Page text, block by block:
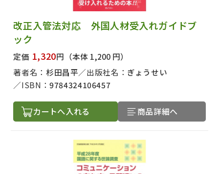
改正入管法対応 外国人材受入れガイドブ
ック
定価 1,320円 （本体 1,200 円）
著者名： 杉田昌平 出版社名： ぎょうせい
ISBN：9784324106457
カートへ入れる 商品詳細へ